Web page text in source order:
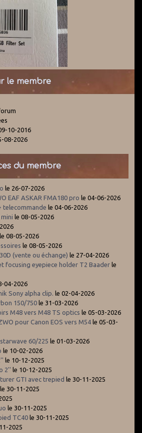
le membre
10-2016
08-2026
du membre
le 26-07-2026
EAF ASKAR FMA180 pro le 04-06-2026
telecommande le 04-06-2026
le 08-05-2026
le 08-05-2026
le 08-05-2026
(vente ou échange) le 27-04-2026
focusing eyepiece holder T2 Baader le
04-2026
Sony alpha clip. le 02-04-2026
150/750 le 31-03-2026
M48 vers M48 TS optics le 05-03-2026
pour Canon EOS vers M54 le 05-03-
60/225 le 01-03-2026
le 10-02-2026
le 10-12-2025
2'' le 10-12-2025
GTI avec trepied le 30-11-2025
le 30-11-2025
le 30-11-2025
TC40 le 30-11-2025
2025